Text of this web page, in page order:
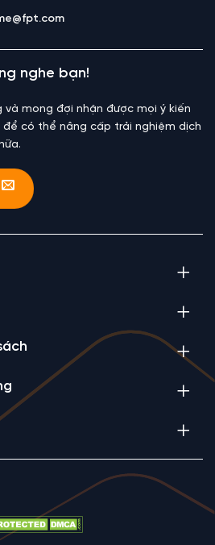
nghe bạn!
mong đợi nhận được mọi ý kiến
có thể nâng cấp trải nghiệm dịch